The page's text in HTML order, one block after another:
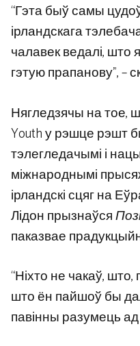
“Гэта быў самы
ірландскага
чалавек ведалі,
гэтую прапанову”, –
Нягледзячы на ​​тое,
Youth у рэшце рэшт
тэлегледачымі і
міжнароднымі
ірландскі сцяг на
Лідон прызнаўся
паказвае
“Ніхто не чакаў,
што ён пайшоў бы
павінны разумець